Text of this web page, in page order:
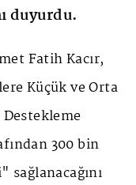
duyurdu.
Fatih Kacır,
Küçük ve Orta
300 bin